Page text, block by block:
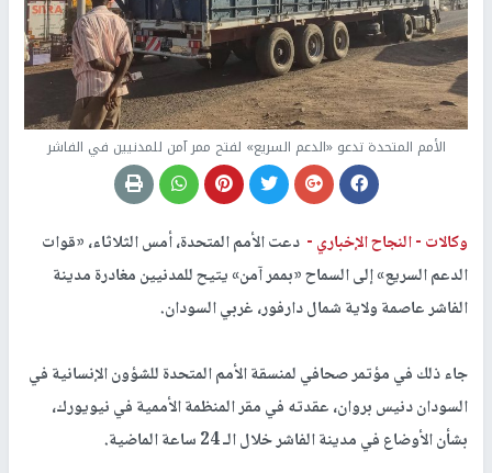
الأمم المتحدة تدعو «الدعم السريع» لفتح ممر آمن للمدنيين في الفاشر
وكالات -النجاح الإخباري - دعت الأمم المتحدة، أمس الثلاثاء، «قوات
الدعم السريع» إلى السماح «بممر آمن» يتيح للمدنيين مغادرة مدينة
الفاشر عاصمة ولاية شمال دارفور، غربي السودان.
جاء ذلك في مؤتمر صحافي لمنسقة الأمم المتحدة للشؤون الإنسانية في
السودان دنيس بروان، عقدته في مقر المنظمة الأممية في نيويورك،
بشأن الأوضاع في مدينة الفاشر خلال الـ 24 ساعة الماضية.